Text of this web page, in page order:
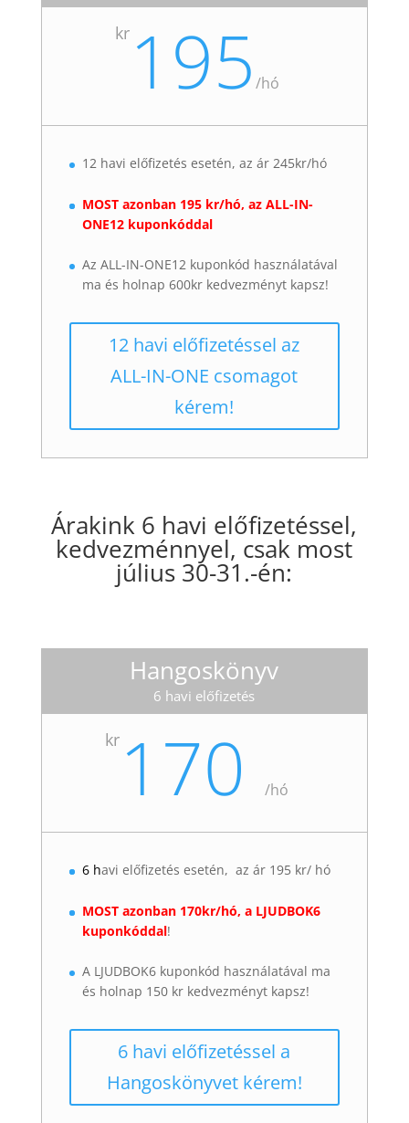
kr195 /hó
12 havi előfizetés esetén, az ár 245kr/hó
MOST azonban 195 kr/hó, az ALL-IN-
ONE12 kuponkóddal
Az ALL-IN-ONE12 kuponkód használatával
ma és holnap 600kr kedvezményt kapsz!
12 havi előfizetéssel az
ALL-IN-ONE csomagot
kérem!
Árakink 6 havi előfizetéssel,
kedvezménnyel, csak most
július 30-31.-én:
Hangoskönyv
6 havi előfizetés
kr 170/hó
6 havi előfizetés esetén, az ár 195 kr/ hó
MOST azonban 170kr/hó, a LJUDBOK6
kuponkóddal!
A LJUDBOK6 kuponkód használatával ma
és holnap 150 kr kedvezményt kapsz!
6 havi előfizetéssel a
Hangoskönyvet kérem!